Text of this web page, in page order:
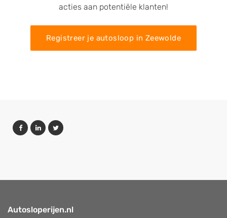
acties aan potentiële klanten!
Registreer je autosloop in Zeewolde
Autosloperijen.nl